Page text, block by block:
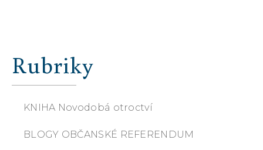
Rubriky
KNIHA Novodobá otroctví
BLOGY OBČANSKÉ REFERENDUM